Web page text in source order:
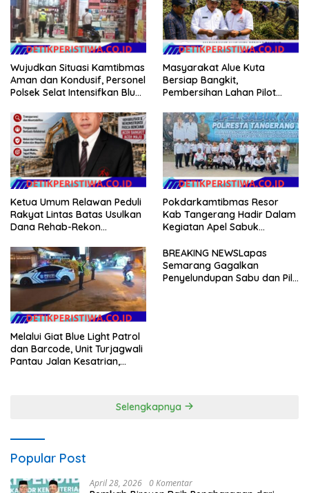
Wujudkan Situasi Kamtibmas
Aman dan Kondusif, Personel
Polsek Selat Intensifkan Blue
Duda
Masyarakat Alue Kuta
Bersiap Bangkit,
Pembersihan Lahan Pilot
Tanah Dimulai Sabtu
Ketua Umum Relawan Peduli
Rakyat Lintas Batas Usulkan
Dana Rehab-Rekon
Dikelola Langsung
Pemerintah Pusat
Pokdarkamtibmas Resor
Kab Tangerang Hadir Dalam
Kegiatan Apel Sabuk
Tangerang Tahun 2026
Melalui Giat Blue Light Patrol
dan Barcode, Unit Turjagwali
Pantau Jalan Kesatrian,
BREAKING NEWSLapas
Semarang Gagalkan
Penyelundupan Sabu dan Pil
Selengkapnya
Popular Post
April 28, 2026 0 Komentar